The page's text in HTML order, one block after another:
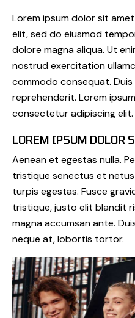
Lorem ipsum dolor sit
elit, sed do eiusmod
dolore magna aliqua. Ut
nostrud exercitation
commodo consequat.
reprehenderit. Lorem
consectetur adipiscing elit.
LOREM IPSUM DOLOR
Aenean et egestas nulla.
tristique senectus et
turpis egestas. Fusce
tristique, justo elit blandit
magna accumsan ante.
neque at, lobortis tortor.